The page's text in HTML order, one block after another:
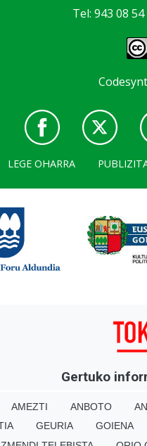
Tel: 943 08 54
LEGE OHARRA
Gertuko
AMEZTI ANBOTO
GEURIA GOIENA